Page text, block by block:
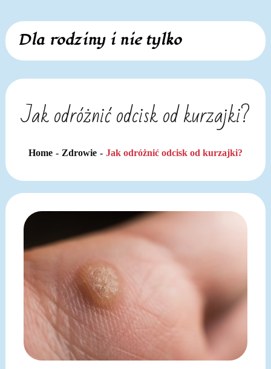
Skip
content
Dla rodziny i nie tylko
Jak odróżnić odcisk od kurzajki?
Home Zdrowie Jak odróżnić odcisk od kurzajki?